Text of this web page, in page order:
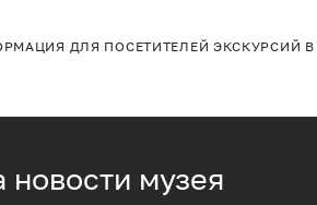
ДЛЯ ПОСЕТИТЕЛЕЙ ЭКСКУРСИЙ В
музея